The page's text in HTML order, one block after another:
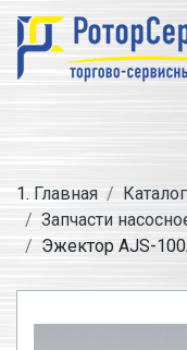
Главная
Каталог
Запчасти
Эжектор AJS-